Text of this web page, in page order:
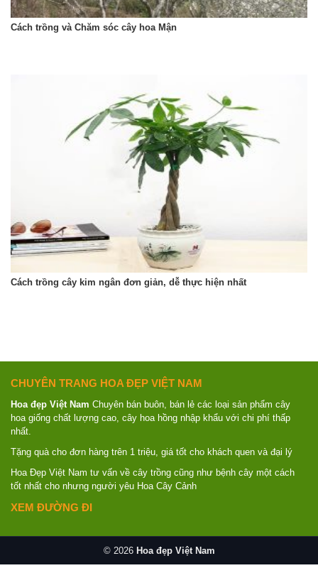
Cách trồng và Chăm sóc cây hoa Mận
Cách trồng cây kim ngân đơn giản, dễ thực hiện nhất
CHUYÊN TRANG HOA ĐẸP VIỆT NAM
Hoa đẹp Việt Nam Chuyên bán buôn, bán lẻ các loại sản phẩm cây
hoa giống chất lượng cao, cây hoa hồng nhập khẩu với chi phí thấp
nhất.
Tặng quà cho đơn hàng trên 1 triệu, giá tốt cho khách quen và đại lý
Hoa Đẹp Việt Nam tư vấn về cây trồng cũng như bệnh cây một cách
tốt nhất cho nhưng người yêu Hoa Cây Cảnh
XEM ĐƯỜNG ĐI
© 2026 Hoa đẹp Việt Nam